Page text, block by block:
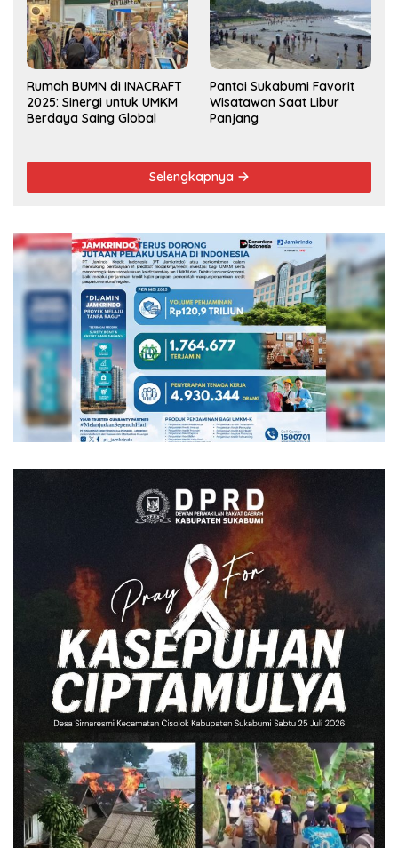
Rumah BUMN di INACRAFT
2025: Sinergi untuk UMKM
Berdaya Saing Global
Pantai Sukabumi Favorit
Wisatawan Saat Libur
Panjang
Selengkapnya